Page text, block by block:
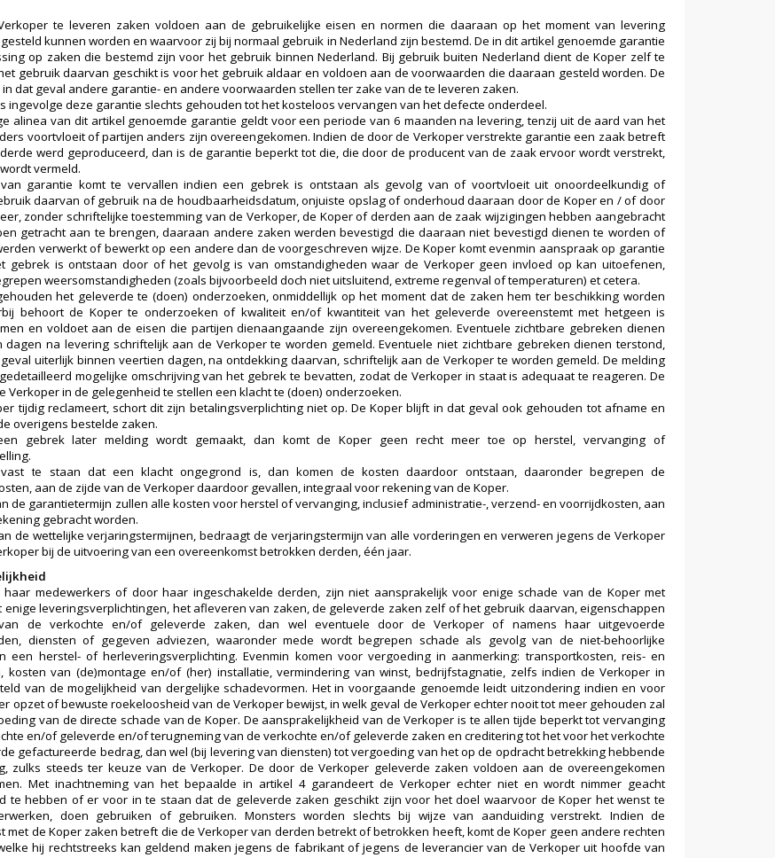
te leveren zaken voldoen aan de gebruikelijke eisen en normen die daaraan op het moment van levering
kunnen worden en waarvoor zij bij normaal gebruik in Nederland zijn bestemd. De in dit artikel genoemde garantie
op zaken die bestemd zijn voor het gebruik binnen Nederland. Bij gebruik buiten Nederland dient de Koper zelf te
gebruik daarvan geschikt is voor het gebruik aldaar en voldoen aan de voorwaarden die daaraan gesteld worden. De
dat geval andere garantie- en andere voorwaarden stellen ter zake van de te leveren zaken.
ingevolge deze garantie slechts gehouden tot het kosteloos vervangen van het defecte onderdeel.
alinea van dit artikel genoemde garantie geldt voor een periode van 6 maanden na levering, tenzij uit de aard van het
voortvloeit of partijen anders zijn overeengekomen. Indien de door de Verkoper verstrekte garantie een zaak betreft
werd geproduceerd, dan is de garantie beperkt tot die, die door de producent van de zaak ervoor wordt verstrekt,
vermeld.
garantie komt te vervallen indien een gebrek is ontstaan als gevolg van of voortvloeit uit onoordeelkundig of
daarvan of gebruik na de houdbaarheidsdatum, onjuiste opslag of onderhoud daaraan door de Koper en / of door
zonder schriftelijke toestemming van de Verkoper, de Koper of derden aan de zaak wijzigingen hebben aangebracht
getracht aan te brengen, daaraan andere zaken werden bevestigd die daaraan niet bevestigd dienen te worden of
verwerkt of bewerkt op een andere dan de voorgeschreven wijze. De Koper komt evenmin aanspraak op garantie
gebrek is ontstaan door of het gevolg is van omstandigheden waar de Verkoper geen invloed op kan uitoefenen,
weersomstandigheden (zoals bijvoorbeeld doch niet uitsluitend, extreme regenval of temperaturen) et cetera.
het geleverde te (doen) onderzoeken, onmiddellijk op het moment dat de zaken hem ter beschikking worden
behoort de Koper te onderzoeken of kwaliteit en/of kwantiteit van het geleverde overeenstemt met hetgeen is
en voldoet aan de eisen die partijen dienaangaande zijn overeengekomen. Eventuele zichtbare gebreken dienen
dagen na levering schriftelijk aan de Verkoper te worden gemeld. Eventuele niet zichtbare gebreken dienen terstond,
uiterlijk binnen veertien dagen, na ontdekking daarvan, schriftelijk aan de Verkoper te worden gemeld. De melding
mogelijke omschrijving van het gebrek te bevatten, zodat de Verkoper in staat is adequaat te reageren. De
Verkoper in de gelegenheid te stellen een klacht te (doen) onderzoeken.
tijdig reclameert, schort dit zijn betalingsverplichting niet op. De Koper blijft in dat geval ook gehouden tot afname en
overigens bestelde zaken.
gebrek later melding wordt gemaakt, dan komt de Koper geen recht meer toe op herstel, vervanging of
te staan dat een klacht ongegrond is, dan komen de kosten daardoor ontstaan, daaronder begrepen de
aan de zijde van de Verkoper daardoor gevallen, integraal voor rekening van de Koper.
de garantietermijn zullen alle kosten voor herstel of vervanging, inclusief administratie-, verzend- en voorrijdkosten, aan
gebracht worden.
de wettelijke verjaringstermijnen, bedraagt de verjaringstermijn van alle vorderingen en verweren jegens de Verkoper
bij de uitvoering van een overeenkomst betrokken derden, één jaar.
haar medewerkers of door haar ingeschakelde derden, zijn niet aansprakelijk voor enige schade van de Koper met
enige leveringsverplichtingen, het afleveren van zaken, de geleverde zaken zelf of het gebruik daarvan, eigenschappen
de verkochte en/of geleverde zaken, dan wel eventuele door de Verkoper of namens haar uitgevoerde
diensten of gegeven adviezen, waaronder mede wordt begrepen schade als gevolg van de niet-behoorlijke
een herstel- of herleveringsverplichting. Evenmin komen voor vergoeding in aanmerking: transportkosten, reis- en
kosten van (de)montage en/of (her) installatie, vermindering van winst, bedrijfstagnatie, zelfs indien de Verkoper in
van de mogelijkheid van dergelijke schadevormen. Het in voorgaande genoemde leidt uitzondering indien en voor
opzet of bewuste roekeloosheid van de Verkoper bewijst, in welk geval de Verkoper echter nooit tot meer gehouden zal
van de directe schade van de Koper. De aansprakelijkheid van de Verkoper is te allen tijde beperkt tot vervanging
en/of geleverde en/of terugneming van de verkochte en/of geleverde zaken en creditering tot het voor het verkochte
gefactureerde bedrag, dan wel (bij levering van diensten) tot vergoeding van het op de opdracht betrekking hebbende
zulks steeds ter keuze van de Verkoper. De door de Verkoper geleverde zaken voldoen aan de overeengekomen
Met inachtneming van het bepaalde in artikel 4 garandeert de Verkoper echter niet en wordt nimmer geacht
te hebben of er voor in te staan dat de geleverde zaken geschikt zijn voor het doel waarvoor de Koper het wenst te
doen gebruiken of gebruiken. Monsters worden slechts bij wijze van aanduiding verstrekt. Indien de
met de Koper zaken betreft die de Verkoper van derden betrekt of betrokken heeft, komt de Koper geen andere rechten
hij rechtstreeks kan geldend maken jegens de fabrikant of jegens de leverancier van de Verkoper uit hoofde van